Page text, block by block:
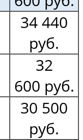
34 440
руб.
32
600 руб.
30 500
руб.